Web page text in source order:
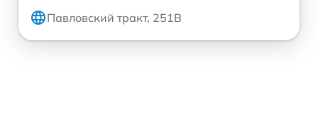
Павловский тракт, 251В